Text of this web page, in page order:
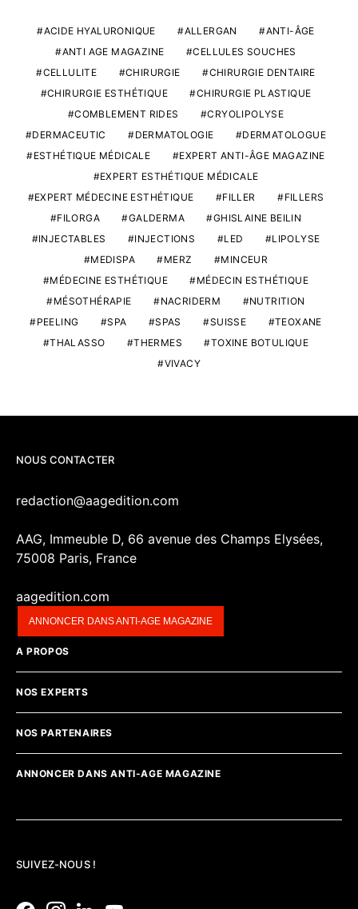
ACIDE HYALURONIQUE ALLERGAN
ANTI-ÂGE
ANTI AGE MAGAZINE
CELLULES SOUCHES
CELLULITE
CHIRURGIE
CHIRURGIE DENTAIRE
CHIRURGIE ESTHÉTIQUE
CHIRURGIE PLASTIQUE
COMBLEMENT RIDES
CRYOLIPOLYSE
DERMACEUTIC
DERMATOLOGIE
DERMATOLOGUE
ESTHÉTIQUE MÉDICALE
EXPERT ANTI-ÂGE MAGAZINE
EXPERT ESTHÉTIQUE MÉDICALE
EXPERT MÉDECINE ESTHÉTIQUE
FILLER
FILLERS
FILORGA
GALDERMA
GHISLAINE BEILIN
INJECTABLES
INJECTIONS LED
LIPOLYSE
MEDISPA
MERZ
MINCEUR
MÉDECINE ESTHÉTIQUE
MÉDECIN ESTHÉTIQUE
MÉSOTHÉRAPIE
NACRIDERM
NUTRITION
PEELING
SPA SPAS SUISSE
TEOXANE
THALASSO
THERMES
TOXINE BOTULIQUE
VIVACY
NOUS CONTACTER
redaction@aagedition.com
AAG, Immeuble D, 66 avenue des Champs Elysées,
75008 Paris, France
aagedition.com
ANNONCER DANS ANTI-AGE MAGAZINE
A PROPOS
NOS EXPERTS
NOS PARTENAIRES
ANNONCER DANS ANTI-AGE MAGAZINE
SUIVEZ-NOUS !